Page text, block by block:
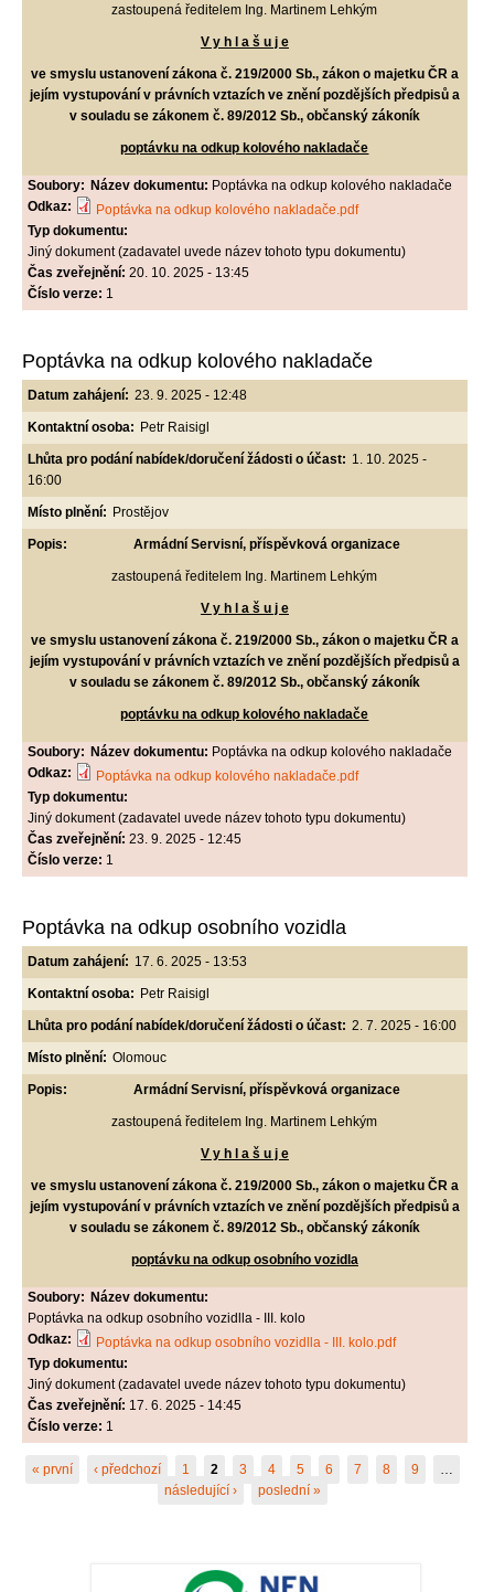
zastoupená ředitelem Ing. Martinem Lehkým
V y h l a š u j e
ve smyslu ustanovení zákona č. 219/2000 Sb., zákon o majetku ČR a
jejím vystupování v právních vztazích ve znění pozdějších předpisů a
v souladu se zákonem č. 89/2012 Sb., občanský zákoník
poptávku na odkup kolového nakladače
Soubory: Název dokumentu: Poptávka na odkup kolového nakladače
Odkaz:
Poptávka na odkup kolového nakladače.pdf
Typ dokumentu:
Jiný dokument (zadavatel uvede název tohoto typu dokumentu)
Čas zveřejnění: 20. 10. 2025 - 13:45
Číslo verze: 1
Poptávka na odkup kolového nakladače
Datum zahájení: 23. 9. 2025 - 12:48
Kontaktní osoba: Petr Raisigl
Lhůta pro podání nabídek/doručení žádosti o účast: 1. 10. 2025 -
16:00
Místo plnění: Prostějov
Popis: Armádní Servisní, příspěvková organizace
zastoupená ředitelem Ing. Martinem Lehkým
V y h l a š u j e
ve smyslu ustanovení zákona č. 219/2000 Sb., zákon o majetku ČR a
jejím vystupování v právních vztazích ve znění pozdějších předpisů a
v souladu se zákonem č. 89/2012 Sb., občanský zákoník
poptávku na odkup kolového nakladače
Soubory: Název dokumentu: Poptávka na odkup kolového nakladače
Odkaz:
Poptávka na odkup kolového nakladače.pdf
Typ dokumentu:
Jiný dokument (zadavatel uvede název tohoto typu dokumentu)
Čas zveřejnění: 23. 9. 2025 - 12:45
Číslo verze: 1
Poptávka na odkup osobního vozidla
Datum zahájení: 17. 6. 2025 - 13:53
Kontaktní osoba: Petr Raisigl
Lhůta pro podání nabídek/doručení žádosti o účast: 2. 7. 2025 - 16:00
Místo plnění: Olomouc
Popis: Armádní Servisní, příspěvková organizace
zastoupená ředitelem Ing. Martinem Lehkým
V y h l a š u j e
ve smyslu ustanovení zákona č. 219/2000 Sb., zákon o majetku ČR a
jejím vystupování v právních vztazích ve znění pozdějších předpisů a
v souladu se zákonem č. 89/2012 Sb., občanský zákoník
poptávku na odkup osobního vozidla
Soubory: Název dokumentu:
Poptávka na odkup osobního vozidlla - III. kolo
Odkaz:
Poptávka na odkup osobního vozidlla - III. kolo.pdf
Typ dokumentu:
Jiný dokument (zadavatel uvede název tohoto typu dokumentu)
Čas zveřejnění: 17. 6. 2025 - 14:45
Číslo verze: 1
Stránky
« první ‹ předchozí 1 2 3 4 5 6 7 8 9
…
následující ›
poslední »